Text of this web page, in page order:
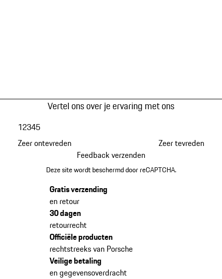
Vertel ons over je ervaring met ons
Zeer ontevreden
12345
Zeer tevreden
Feedback verzenden
Deze site wordt beschermd door reCAPTCHA.
Gratis verzending
en retour
30 dagen
retourrecht
Officiële producten
rechtstreeks van Porsche
Veilige betaling
en gegevensoverdracht